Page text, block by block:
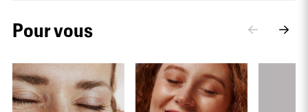
Pour vous